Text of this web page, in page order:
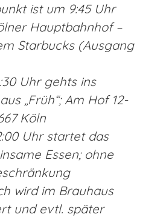
ist um 9:45 Uhr
Hauptbahnhof –
Starbucks (Ausgang
Uhr gehts ins
„Früh“; Am Hof 12-
Köln
Uhr startet das
Essen; ohne
wird im Brauhaus
und evtl. später